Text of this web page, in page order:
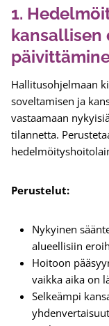
1.
kansallisen
Hallitusohjelmaan
soveltamisen ja
vastaamaan
tilannetta.
Perustelut:
Nykyinen
alueellisiin
Hoitoon
vaikka aika on
Selkeämpi